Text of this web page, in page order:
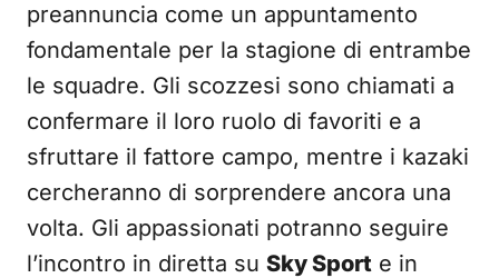
preannuncia come un appuntamento
fondamentale per la stagione di entrambe
le squadre. Gli scozzesi sono chiamati a
confermare il loro ruolo di favoriti e a
sfruttare il fattore campo, mentre i kazaki
cercheranno di sorprendere ancora una
volta. Gli appassionati potranno seguire
l’incontro in diretta su Sky Sport e in